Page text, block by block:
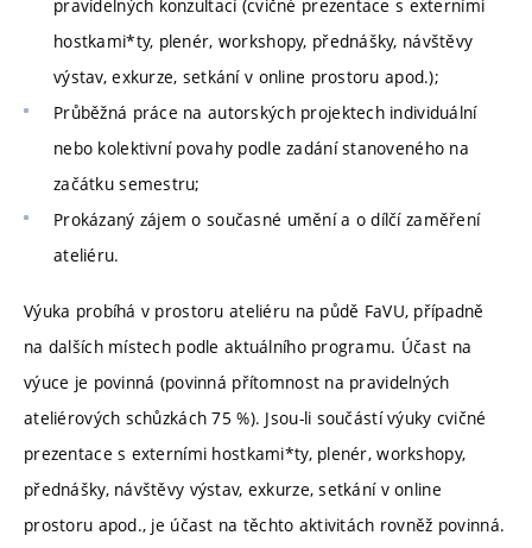
pravidelných konzultací (cvičné prezentace s externími
hostkami*ty, plenér, workshopy, přednášky, návštěvy
výstav, exkurze, setkání v online prostoru apod.);
Průběžná práce na autorských projektech individuální
nebo kolektivní povahy podle zadání stanoveného na
začátku semestru;
Prokázaný zájem o současné umění a o dílčí zaměření
ateliéru.
Výuka probíhá v prostoru ateliéru na půdě FaVU, případně
na dalších místech podle aktuálního programu. Účast na
výuce je povinná (povinná přítomnost na pravidelných
ateliérových schůzkách 75 %). Jsou-li součástí výuky cvičné
prezentace s externími hostkami*ty, plenér, workshopy,
přednášky, návštěvy výstav, exkurze, setkání v online
prostoru apod., je účast na těchto aktivitách rovněž povinná.